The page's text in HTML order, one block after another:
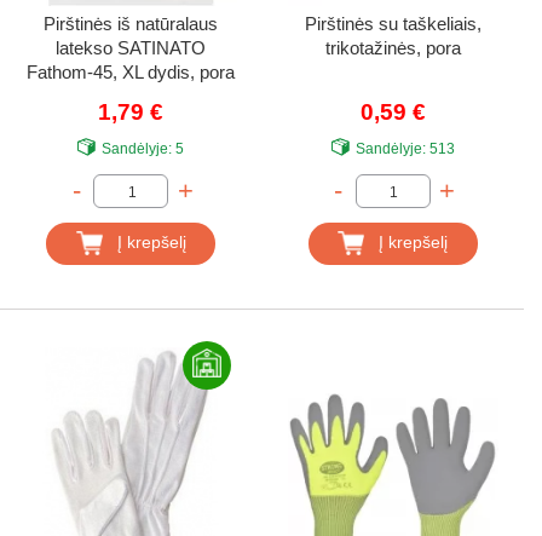
Pirštinės iš natūralaus
latekso SATINATO
Fathom-45, XL dydis, pora
1,79 €
Sandėlyje: 5
- +
Į krepšelį
Pirštinės su taškeliais,
trikotažinės, pora
0,59 €
Sandėlyje:513
- +
Į krepšelį